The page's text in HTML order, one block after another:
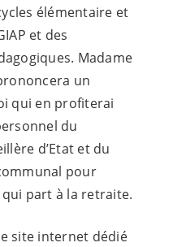
élémentaire et
et des
Madame
un
qui en profiterai
du
d’Etat et du
pour
part à la retraite.
site internet dédié